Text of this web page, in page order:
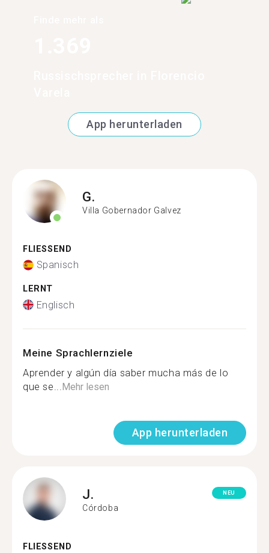
App herunterladen
G.
Villa Gobernador Galvez
FLIESSEND
Spanisch
LERNT
Englisch
Meine Sprachlernziele
Aprender y algún día saber mucha más de lo
que se... Mehr lesen
App herunterladen
J.
Córdoba
NEU
FLIESSEND